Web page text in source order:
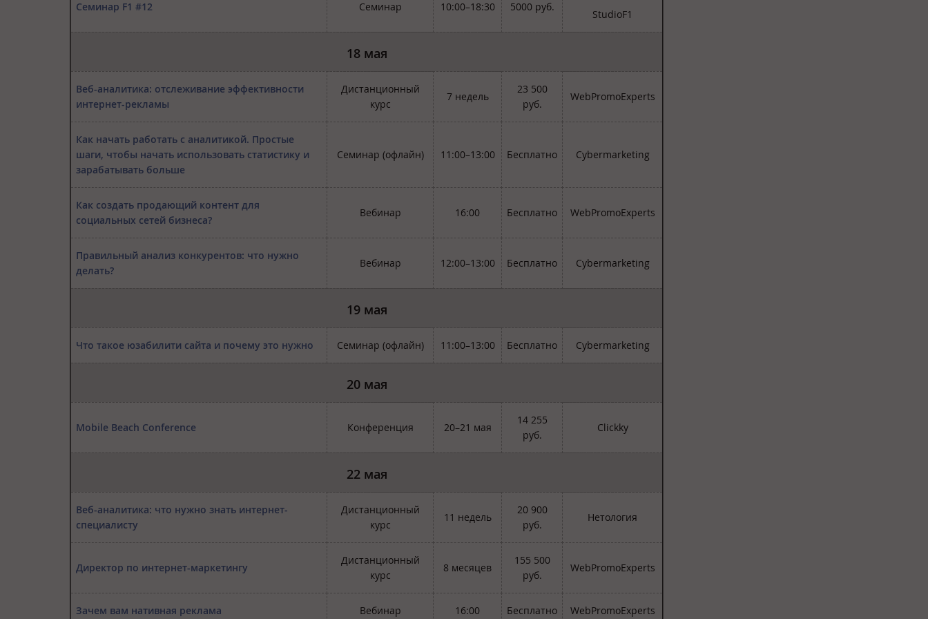
Семинар F1 #12 Семинар 10:00–18:30 5000 руб.
StudioF1
18 мая
Веб-аналитика: отслеживание эффективности
интернет-рекламы
Дистанционный
курс
7 недель
23 500
руб.
WebPromoExperts
Как начать работать с аналитикой. Простые
шаги, чтобы начать использовать статистику и
зарабатывать больше
Семинар (офлайн) 11:00–13:00 Бесплатно Cybermarketing
Как создать продающий контент для
социальных сетей бизнеса?
Вебинар 16:00 Бесплатно WebPromoExperts
Правильный анализ конкурентов: что нужно
делать?
Вебинар 12:00–13:00 Бесплатно Cybermarketing
19 мая
Что такое юзабилити сайта и почему это нужно Семинар (офлайн) 11:00–13:00 Бесплатно Cybermarketing
20 мая
Mobile Beach Conference Конференция 20–21 мая
14 255
руб.
Clickky
22 мая
Веб-аналитика: что нужно знать интернет-
специалисту
Дистанционный
курс
11 недель
20 900
руб.
Нетология
Директор по интернет-маркетингу
Дистанционный
курс
8 месяцев
155 500
руб.
WebPromoExperts
Зачем вам нативная реклама Вебинар 16:00 Бесплатно WebPromoExperts